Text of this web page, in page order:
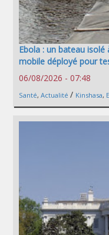
Ebola : un bateau
mobile déployé pour
06/08/2026 - 07:48
Santé, Actualité / Kinshasa,